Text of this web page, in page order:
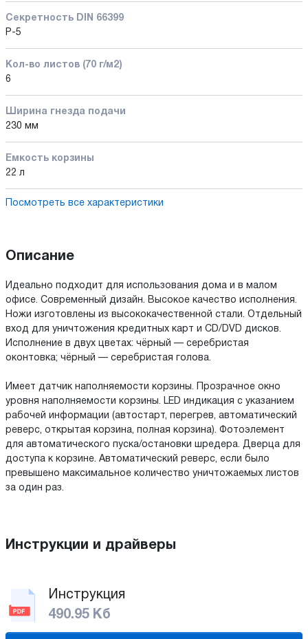
Секретность DIN 66399
P-5
Кол-во листов (70 г/м2)
6
Ширина гнезда подачи
230 мм
Емкость корзины
22 л
Посмотреть все характеристики
Описание
Идеально подходит для использования дома и в малом
офисе. Современный дизайн. Высокое качество исполнения.
Ножи изготовлены из высококачественной стали. Отдельный
вход для уничтожения кредитных карт и CD/DVD дисков.
Исполнение в двух цветах: чёрный — серебристая
оконтовка; чёрный — серебристая голова.
Имеет датчик наполняемости корзины. Прозрачное окно
уровня наполняемости корзины. LED индикация с указанием
рабочей информации (автостарт, перегрев, автоматический
реверс, открытая корзина, полная корзина). Фотоэлемент
для автоматического пуска/остановки шредера. Дверца для
доступа к корзине. Автоматический реверс, если было
превышено максимальное количество уничтожаемых листов
за один раз.
Инструкции и драйверы
Инструкция
490.95 Кб